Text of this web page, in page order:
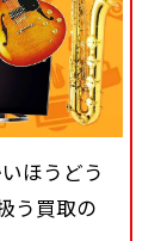
ほうどう
う買取の